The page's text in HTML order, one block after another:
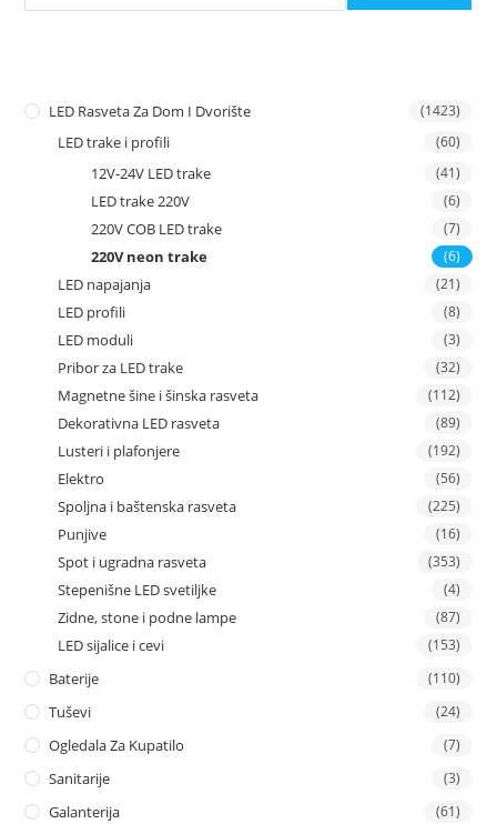
LED Rasveta Za Dom I Dvorište (1423)
LED trake i profili (60)
12V-24V LED trake (41)
LED trake 220V (6)
220V COB LED trake (7)
220V neon trake (6)
LED napajanja (21)
LED profili (8)
LED moduli (3)
Pribor za LED trake (32)
Magnetne šine i šinska rasveta (112)
Dekorativna LED rasveta (89)
Lusteri i plafonjere (192)
Elektro (56)
Spoljna i baštenska rasveta (225)
Punjive (16)
Spot i ugradna rasveta (353)
Stepenišne LED svetiljke (4)
Zidne, stone i podne lampe (87)
LED sijalice i cevi (153)
Baterije (110)
Tuševi (24)
Ogledala Za Kupatilo (7)
Sanitarije (3)
Galanterija (61)